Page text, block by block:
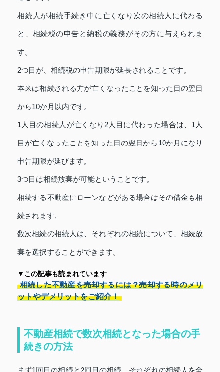
相続人が相続手続き中に亡くなり次の相続人に代わる
と、相続税の申告と納税の義務がその方に与えられま
す。
2つ目が、相続税の申告期限が延長されることです。
本来は相続される方が亡くなったことを知った日の翌日
から10か月以内です。
1人目の相続人が亡くなり2人目に代わった場合は、1人
目が亡くなったことを知った日の翌日から10か月になり
申告期限が延びます。
3つ目は相続放棄が可能ということです。
相続する不動産にローンなどがある場合はその借金も相
続されます。
数次相続の相続人は、それぞれの相続について、相続放
棄を選択することができます。
▼この記事も読まれています
相続した不動産を売却するには？売却する時のメリ
ットやデメリットをご紹介！
不動産相続で数次相続となった場合の手
続きの方法
まず1回目の相続と2回目の相続、それぞれの相続人を全